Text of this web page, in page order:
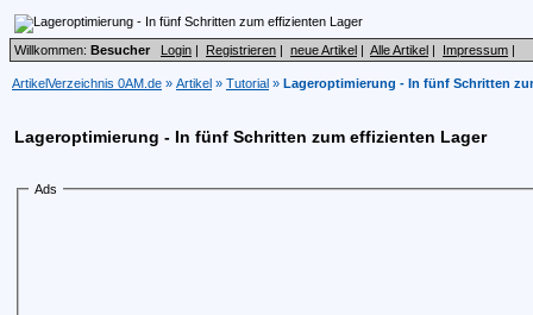
Willkommen: Besucher Login | Registrieren | neue Artikel | Alle Artikel | Impressum |
ArtikelVerzeichnis 0AM.de » Artikel » Tutorial » Lageroptimierung - In fünf Schritten
Lageroptimierung - In fünf Schritten zum effizienten Lager
Ads